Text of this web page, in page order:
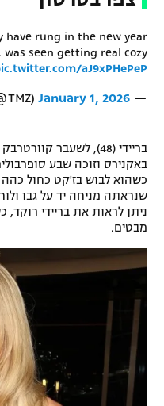
תנאי שימוש
מדיניות פרטיות
תקנון פעילות ספורט 1
רשיון להקרנה פומבית
הצטרפות לחבילת
לוח דרושים – ג'ובנט
תגיות
המגזין
אומנויות לחימה
גיימינג E-Sports
have rung in the new year
was seen getting real cozy
aJ9xPHePeP
— TMZ (@TMZ)
January 1, 2026
בריידי (48), לשעבר
באקנירס וזוכה שבע
כשהוא לבוש בז'קט כחול כהה
שנראתה מניחה יד על גבו
ניתן לראות את בריידי
מבטים.